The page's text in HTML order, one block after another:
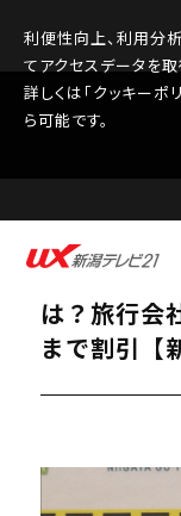
利便性向上、利用分
てアクセスデータを取
詳しくは「クッキーポ
ら可能です。
2026.05.21
県独自「Go
は？旅行会
まで割引【